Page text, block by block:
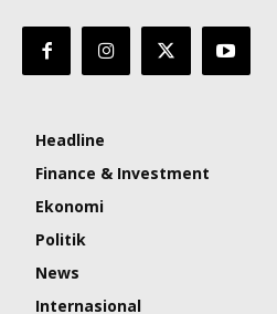
Headline
Finance & Investment
Ekonomi
Politik
News
Internasional